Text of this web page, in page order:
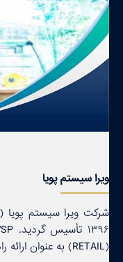
ویرا سیستم پویا
(RETAIL) به عنوان ارائه راه حل نهایی (Total SOLUTION) فعالیت می كند